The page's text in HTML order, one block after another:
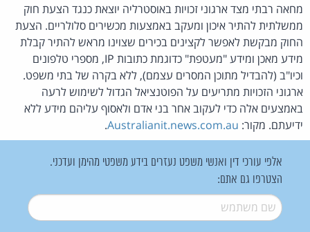
מחאה רבתי מצד ארגוני זכויות באוסטרליה יוצאת כנגד הצעת חוק
ממשלתית להתיר איכון ומעקב באמצעות מכשירים סלולריים. הצעת
החוק מבקשת לאפשר לקצינים בכירים שצוינו מראש להתיר קבלת
מידע מאכן ומידע "מעטפת" כדוגמת כתובות IP, מספרי טלפונים
וכיו"ב (להבדיל מתוכן המסרים עצמם), ללא בקרה של בתי משפט.
ארגוני הזכויות מתריעים על הפוטנציאל הגדול לשימוש לרעה
באמצעים אלה כדי לעקוב אחר בני אדם ולאסוף עליהם מידע ללא
ידיעתם. מקור: Australianit.news.com.au
.
אלפי עורכי דין ואנשי משפט נעזרים בידע משפטי מהימן ועדכני.
הצטרפו גם אתם:
שם משתמש*